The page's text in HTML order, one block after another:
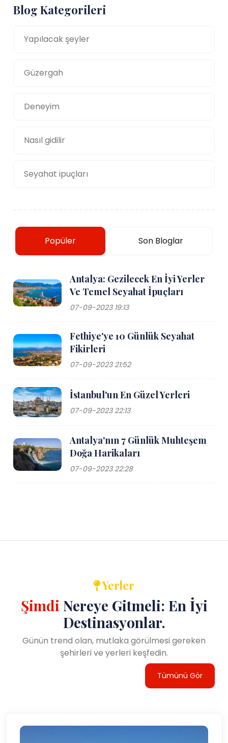
Blog Kategorileri
Yapılacak şeyler
Güzergah
Deneyim
Nasıl gidilir
Seyahat ipuçları
Popüler Son Bloglar
Antalya: Gezilecek En İyi Yerler
Ve Temel Seyahat İpuçları
07-09-2023 19:13
Fethiye'ye 10 Günlük Seyahat
Fikirleri
07-09-2023 21:52
İstanbul'un En Güzel Yerleri
07-09-2023 22:13
Antalya'nın 7 Günlük Muhteşem
Doğa Harikaları
07-09-2023 22:28
Yerler
Şimdi Nereye Gitmeli: En İyi
Destinasyonlar.
Günün trend olan, mutlaka görülmesi gereken
şehirleri ve yerleri keşfedin.
Tümünü Gör